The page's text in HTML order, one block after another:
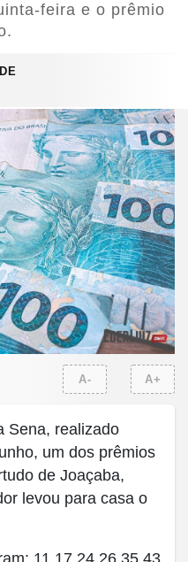
feira e o prêmio
A- A+
Sena, realizado
um dos prêmios
de Joaçaba,
levou para casa o
11 17 24 26 35 43